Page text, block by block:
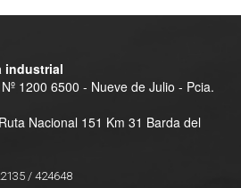
industrial
1200 6500 - Nueve de Julio - Pcia.
Ruta Nacional 151 Km 31 Barda del
/ 424648